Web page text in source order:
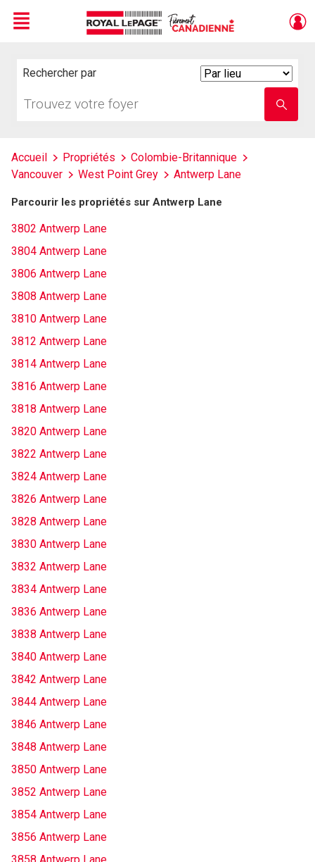
Menu
Rechercher par
votre
nom
Accueil Propriétés
Colombie-Britannique
Vancouver
West Point Grey Antwerp Lane
Parcourir les propriétés sur Antwerp Lane
3802 Antwerp Lane
3804 Antwerp Lane
3806 Antwerp Lane
3808 Antwerp Lane
3810 Antwerp Lane
3812 Antwerp Lane
3814 Antwerp Lane
3816 Antwerp Lane
3818 Antwerp Lane
3820 Antwerp Lane
3822 Antwerp Lane
3824 Antwerp Lane
3826 Antwerp Lane
3828 Antwerp Lane
3830 Antwerp Lane
3832 Antwerp Lane
3834 Antwerp Lane
3836 Antwerp Lane
3838 Antwerp Lane
3840 Antwerp Lane
3842 Antwerp Lane
3844 Antwerp Lane
3846 Antwerp Lane
3848 Antwerp Lane
3850 Antwerp Lane
3852 Antwerp Lane
3854 Antwerp Lane
3856 Antwerp Lane